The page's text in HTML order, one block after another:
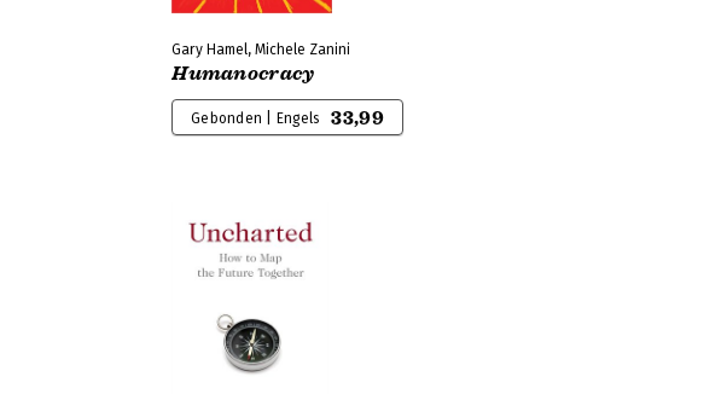
Gary Hamel, Michele Zanini
Humanocracy
Gebonden | Engels 33,99